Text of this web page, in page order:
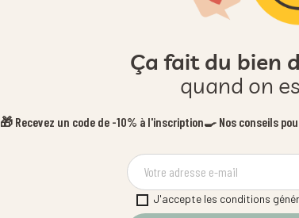
Ça fait du bien
quand on
🎁 Recevez un code de -10% à l'inscription🍳 Nos conseils
J'accepte les conditions